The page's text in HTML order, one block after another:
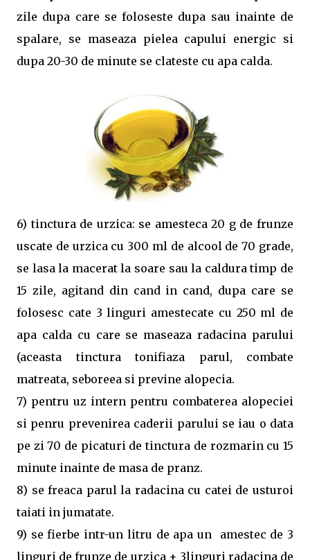
zile dupa care se foloseste dupa sau inainte de
spalare, se maseaza pielea capului energic si
dupa 20-30 de minute se clateste cu apa calda.
6) tinctura de urzica: se amesteca 20 g de frunze
uscate de urzica cu 300 ml de alcool de 70 grade,
se lasa la macerat la soare sau la caldura timp de
15 zile, agitand din cand in cand, dupa care se
folosesc cate 3 linguri amestecate cu 250 ml de
apa calda cu care se maseaza radacina parului
(aceasta tinctura tonifiaza parul, combate
matreata, seboreea si previne alopecia.
7) pentru uz intern pentru combaterea alopeciei
si penru prevenirea caderii parului se iau o data
pe zi 70 de picaturi de tinctura de rozmarin cu 15
minute inainte de masa de pranz.
8) se freaca parul la radacina cu catei de usturoi
taiati in jumatate.
9) se fierbe intr-un litru de apa un amestec de 3
linguri de frunze de urzica + 3linguri radacina de